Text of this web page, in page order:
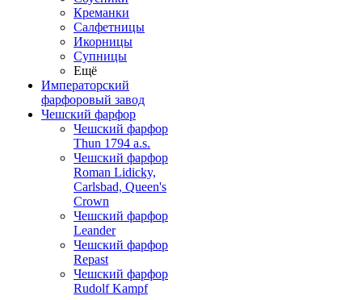
Креманки
Салфетницы
Икорницы
Супницы
Ещё
Императорский
фарфоровый завод
Чешский фарфор
Чешский фарфор
Thun 1794 a.s.
Чешский фарфор
Roman Lidicky,
Carlsbad, Queen's
Crown
Чешский фарфор
Leander
Чешский фарфор
Repast
Чешский фарфор
Rudolf Kampf